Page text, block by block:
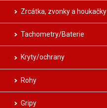
Zrcátka, zvonky a houkačky
Tachometry/Baterie
Kryty/ochrany
Rohy
Gripy